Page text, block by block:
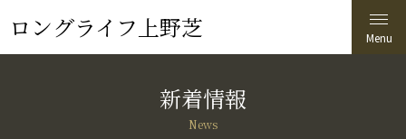
ロングライフ上野芝
新着情報
News